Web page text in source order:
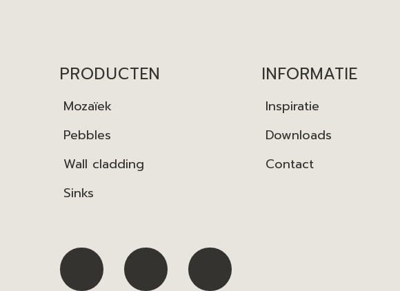
PRODUCTEN
Mozaïek
Pebbles
Wall cladding
Sinks
INFORMATIE
Inspiratie
Downloads
Contact